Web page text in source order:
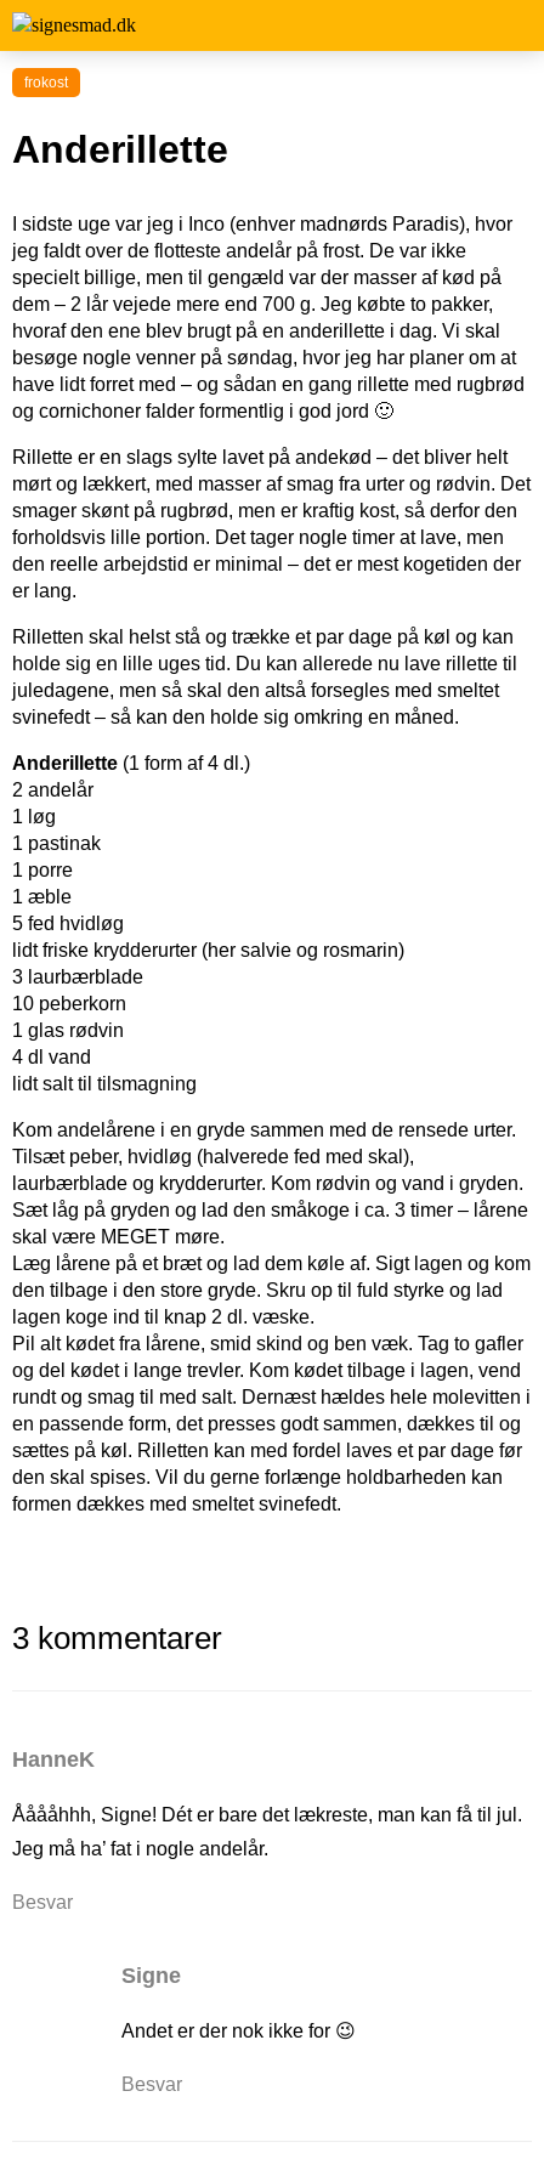
frokost
Anderillette
I sidste uge var jeg i Inco (enhver madnørds Paradis), hvor
jeg faldt over de flotteste andelår på frost. De var ikke
specielt billige, men til gengæld var der masser af kød på
dem – 2 lår vejede mere end 700 g. Jeg købte to pakker,
hvoraf den ene blev brugt på en anderillette i dag. Vi skal
besøge nogle venner på søndag, hvor jeg har planer om at
have lidt forret med – og sådan en gang rillette med rugbrød
og cornichoner falder formentlig i god jord 🙂
Rillette er en slags sylte lavet på andekød – det bliver helt
mørt og lækkert, med masser af smag fra urter og rødvin. Det
smager skønt på rugbrød, men er kraftig kost, så derfor den
forholdsvis lille portion. Det tager nogle timer at lave, men
den reelle arbejdstid er minimal – det er mest kogetiden der
er lang.
Rilletten skal helst stå og trække et par dage på køl og kan
holde sig en lille uges tid. Du kan allerede nu lave rillette til
juledagene, men så skal den altså forsegles med smeltet
svinefedt – så kan den holde sig omkring en måned.
Anderillette (1 form af 4 dl.)
2 andelår
1 løg
1 pastinak
1 porre
1 æble
5 fed hvidløg
lidt friske krydderurter (her salvie og rosmarin)
3 laurbærblade
10 peberkorn
1 glas rødvin
4 dl vand
lidt salt til tilsmagning
Kom andelårene i en gryde sammen med de rensede urter.
Tilsæt peber, hvidløg (halverede fed med skal),
laurbærblade og krydderurter. Kom rødvin og vand i gryden.
Sæt låg på gryden og lad den småkoge i ca. 3 timer – lårene
skal være MEGET møre.
Læg lårene på et bræt og lad dem køle af. Sigt lagen og kom
den tilbage i den store gryde. Skru op til fuld styrke og lad
lagen koge ind til knap 2 dl. væske.
Pil alt kødet fra lårene, smid skind og ben væk. Tag to gafler
og del kødet i lange trevler. Kom kødet tilbage i lagen, vend
rundt og smag til med salt. Dernæst hældes hele molevitten i
en passende form, det presses godt sammen, dækkes til og
sættes på køl. Rilletten kan med fordel laves et par dage før
den skal spises. Vil du gerne forlænge holdbarheden kan
formen dækkes med smeltet svinefedt.
3 kommentarer
HanneK
Ååååhhh, Signe! Dét er bare det lækreste, man kan få til jul.
Jeg må ha’ fat i nogle andelår.
Besvar
Signe
Andet er der nok ikke for 😉
Besvar